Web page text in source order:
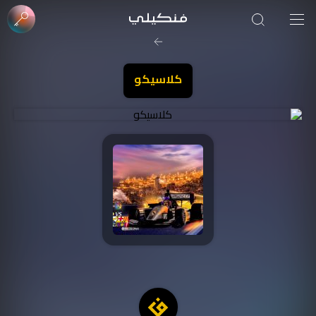
كلاسيكو
صورة الغلاف من فن
SOUFIANE Abid